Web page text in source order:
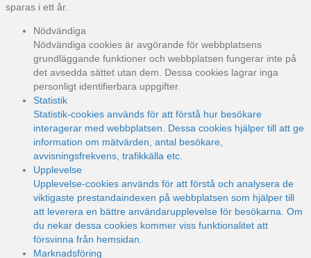
sparas i ett år.
Nödvändiga
Nödvändiga cookies är avgörande för webbplatsens
grundläggande funktioner och webbplatsen fungerar inte på
det avsedda sättet utan dem. Dessa cookies lagrar inga
personligt identifierbara uppgifter.
Statistik
Statistik-cookies används för att förstå hur besökare
interagerar med webbplatsen. Dessa cookies hjälper till att ge
information om mätvärden, antal besökare,
avvisningsfrekvens, trafikkälla etc.
Upplevelse
Upplevelse-cookies används för att förstå och analysera de
viktigaste prestandaindexen på webbplatsen som hjälper till
att leverera en bättre användarupplevelse för besökarna. Om
du nekar dessa cookies kommer viss funktionalitet att
försvinna från hemsidan.
Marknadsföring